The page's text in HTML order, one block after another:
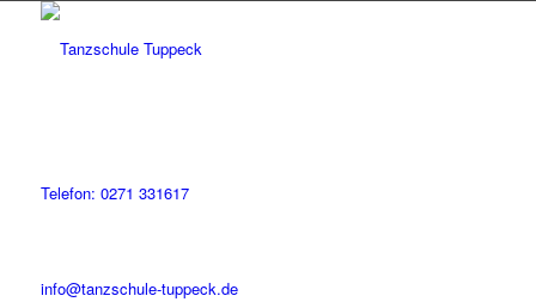
Telefon: 0271 331617
info@tanzschule-tuppeck.de